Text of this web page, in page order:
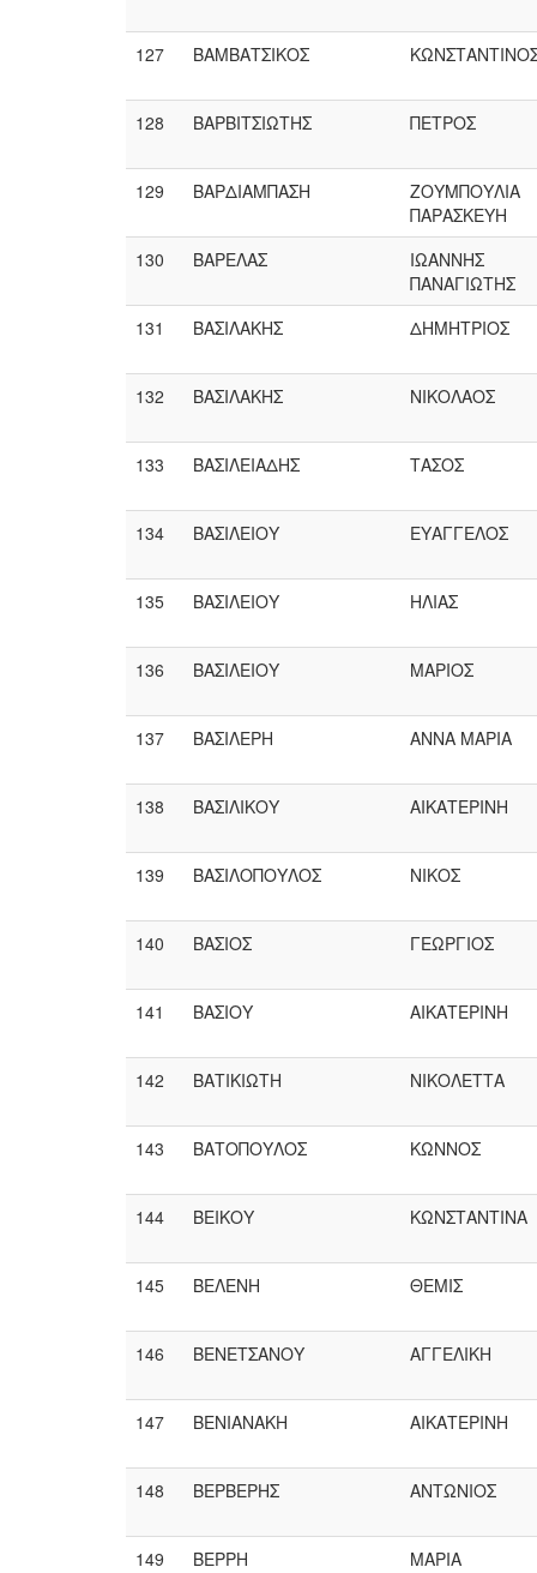
127 ΒΑΜΒΑΤΣΙΚΟΣ
128 ΒΑΡΒΙΤΣΙΩΤΗΣ ΠΕΤΡΟΣ
129 ΒΑΡΔΙΑΜΠΑΣΗ
ΖΟΥΜΠΟΥΛΙΑ
ΠΑΡΑΣΚΕΥΗ
130
ΒΑΡΕΛΑΣ
ΙΩΑΝΝΗΣ
ΠΑΝΑΓΙΩΤΗΣ
131
ΒΑΣΙΛΑΚΗΣ ΔΗΜΗΤΡΙΟΣ
132 ΒΑΣΙΛΑΚΗΣ ΝΙΚΟΛΑΟΣ
133 ΒΑΣΙΛΕΙΑΔΗΣ ΤΑΣΟΣ
134 ΒΑΣΙΛΕΙΟΥ ΕΥΑΓΓΕΛΟΣ
135 ΒΑΣΙΛΕΙΟΥ ΗΛΙΑΣ
136 ΒΑΣΙΛΕΙΟΥ ΜΑΡΙΟΣ
137 ΒΑΣΙΛΕΡΗ ΑΝΝΑ ΜΑΡΙΑ
138 ΒΑΣΙΛΙΚΟΥ ΑΙΚΑΤΕΡΙΝΗ
139 ΒΑΣΙΛΟΠΟΥΛΟΣ ΝΙΚΟΣ
140 ΒΑΣΙΟΣ ΓΕΩΡΓΙΟΣ
141 ΒΑΣΙΟΥ ΑΙΚΑΤΕΡΙΝΗ
142 ΒΑΤΙΚΙΩΤΗ ΝΙΚΟΛΕΤΤΑ
143 ΒΑΤΟΠΟΥΛΟΣ ΚΩΝΝΟΣ
144 ΒΕΙΚΟΥ ΚΩΝΣΤΑΝΤΙΝΑ
145 ΒΕΛΕΝΗ ΘΕΜΙΣ
146 ΒΕΝΕΤΣΑΝΟΥ ΑΓΓΕΛΙΚΗ
147 ΒΕΝΙΑΝΑΚΗ ΑΙΚΑΤΕΡΙΝΗ
148 ΒΕΡΒΕΡΗΣ ΑΝΤΩΝΙΟΣ
149 ΒΕΡΡΗ ΜΑΡΙΑ